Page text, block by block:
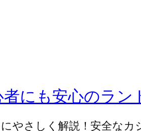
にも安心のラ
やさしく解説！安全な